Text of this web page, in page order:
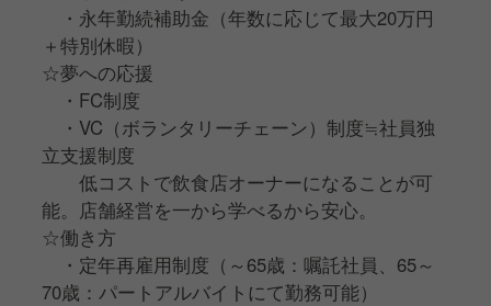
・永年勤続補助金（年数に応じて最大20万円
＋特別休暇）
☆夢への応援
・FC制度
・VC（ボランタリーチェーン）制度≒社員独
立支援制度
低コストで飲食店オーナーになることが可
能。店舗経営を一から学べるから安心。
☆働き方
・定年再雇用制度（～65歳：嘱託社員、65～
70歳：パートアルバイトにて勤務可能）